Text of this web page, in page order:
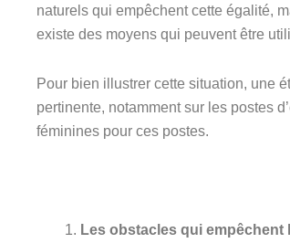
naturels qui empêchent cette égalité,
existe des moyens qui peuvent être
Pour bien illustrer cette situation, une
pertinente, notamment sur les postes
féminines pour ces postes.
Les obstacles qui empêchent